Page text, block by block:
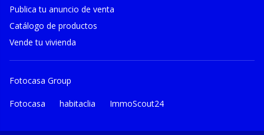
Publica tu anuncio de venta
Catálogo de productos
Vende tu vivienda
Fotocasa Group
Fotocasa habitaclia ImmoScout24